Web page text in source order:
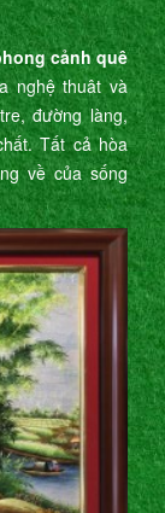
cảnh quê
nghệ thuât và
đường làng,
Tất cả hòa
về của sống